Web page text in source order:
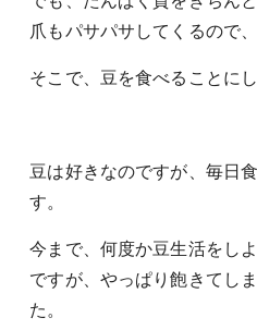
爪もパサパサしてくるので
そこで、豆を食べることにし
豆は好きなのですが、毎日
す。
今まで、何度か豆生活をし
ですが、やっぱり飽きてし
た。